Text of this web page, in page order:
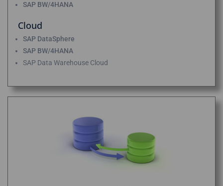
SAP BW/4HANA
Cloud
SAP DataSphere
SAP BW/4HANA
SAP Data Warehouse Cloud